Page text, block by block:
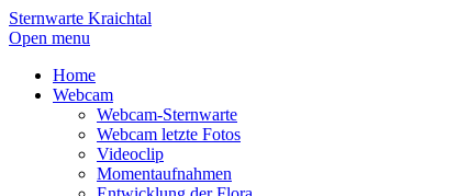
Sternwarte Kraichtal
Open menu
Home
Webcam
Webcam-Sternwarte
Webcam letzte Fotos
Videoclip
Momentaufnahmen